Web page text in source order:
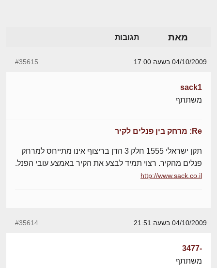
מאת תגובות
04/10/2009 בשעה 17:00 #35615
sack1
משתתף
Re: מרחק בין פנלים לקיר
תקן ישראלי 1555 חלק 3 הדן בריצוף אינו מתייחס למרחק
פנלים מהקיר. רצוי תמיד לבצע את הקיר באמצע עובי הפנל.
http://www.sack.co.il
04/10/2009 בשעה 21:51 #35614
-3477
משתתף